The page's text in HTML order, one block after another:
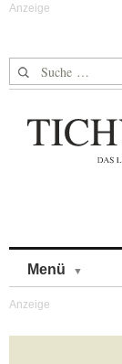
Suche nach:
Menü